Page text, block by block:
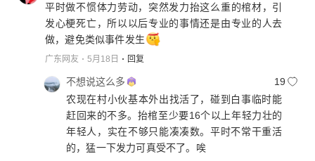
平时做不惯体力劳动，突然发力抬这么重的棺材，引
发心梗死亡，所以以后专业的事情还是由专业的人去
做，避免类似事件发生
广东网友 5月18日 回复
不想说这么多
19
农现在村小伙基本外出找活了，碰到白事临时能
赶回来的不多。抬棺至少要16个以上年轻力壮的
年轻人，实在不够只能凑凑数。平时不常干重活
的，猛一下发力可真受不了。唉